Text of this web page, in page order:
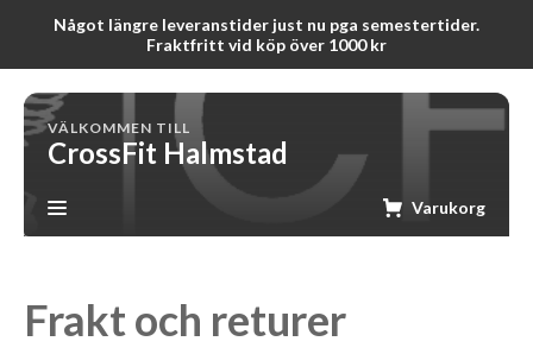
Något längre leveranstider just nu pga semestertider.
Fraktfritt vid köp över 1000 kr
VÄLKOMMEN TILL
CrossFit Halmstad
Varukorg
Frakt och returer